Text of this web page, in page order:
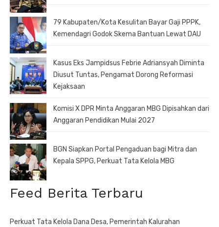
79 Kabupaten/Kota Kesulitan Bayar Gaji PPPK,
Kemendagri Godok Skema Bantuan Lewat DAU
Kasus Eks Jampidsus Febrie Adriansyah Diminta
Diusut Tuntas, Pengamat Dorong Reformasi
Kejaksaan
Komisi X DPR Minta Anggaran MBG Dipisahkan dari
Anggaran Pendidikan Mulai 2027
BGN Siapkan Portal Pengaduan bagi Mitra dan
Kepala SPPG, Perkuat Tata Kelola MBG
Feed Berita Terbaru
Perkuat Tata Kelola Dana Desa, Pemerintah Kalurahan